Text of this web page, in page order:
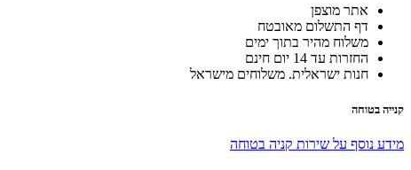
אתר מוצפן
דף התשלום מאובטח
משלוח מהיר בתוך ימים
החזרות עד 14 יום חינם
חנות ישראלית. משלוחים מישראל
קנייה בטוחה
מידע נוסף על שירות קניה בטוחה